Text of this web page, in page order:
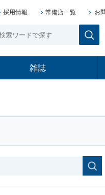
採用情報 常備店一覧 お
雑誌